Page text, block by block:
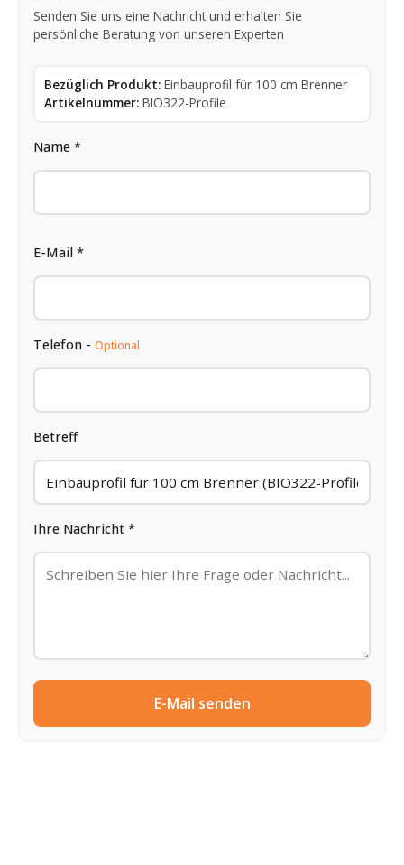
Senden Sie uns eine Nachricht und erhalten Sie
persönliche Beratung von unseren Experten
Bezüglich Produkt: Einbauprofil für 100 cm Brenner
Artikelnummer: BIO322-Profile
Name *
E-Mail *
Telefon - Optional
Betreff
Ihre Nachricht *
E-Mail senden